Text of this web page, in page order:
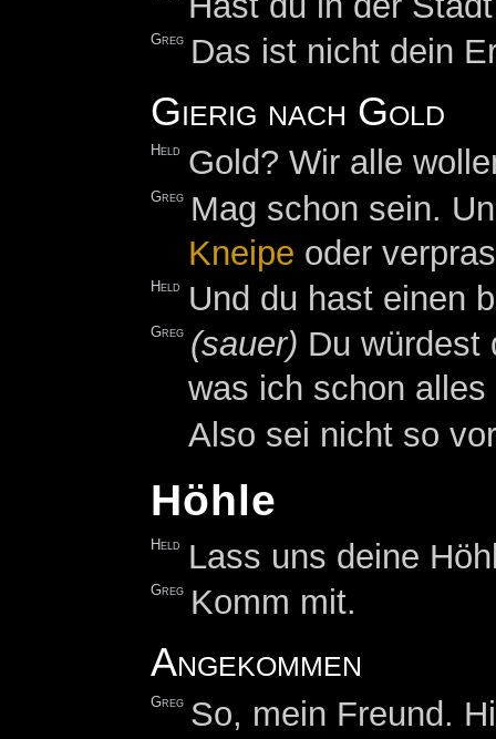
Greg Das ist nicht dein
Gierig nach Gold
Held Gold? Wir alle
Greg Mag schon sein.
Kneipe oder
Held Und du hast einen
Greg (sauer) Du würdest
was ich schon
Also sei nicht so
Höhle
Held Lass uns deine
Greg Komm mit.
Angekommen
Greg So, mein Freund.